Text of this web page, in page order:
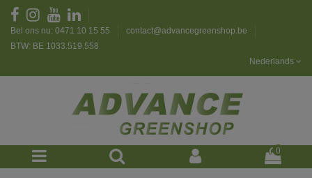
Bel ons nu: 0471 10 15 55
contact@advancegreenshop.be
BTW: BE 1033.519.558
Nederlands
0